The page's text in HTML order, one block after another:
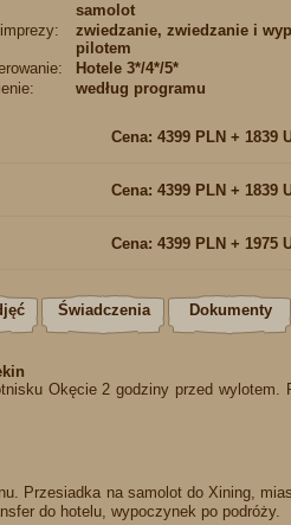
samolot
zwiedzanie, zwiedzanie i
pilotem
Hotele 3*/4*/5*
według programu
Cena: 4399 PLN + 1839
Cena: 4399 PLN + 1839
Cena: 4399 PLN + 1975
Świadczenia Dokumenty
Okęcie 2 godziny przed wylotem.
Przesiadka na samolot do Xining,
do hotelu, wypoczynek po podróży.